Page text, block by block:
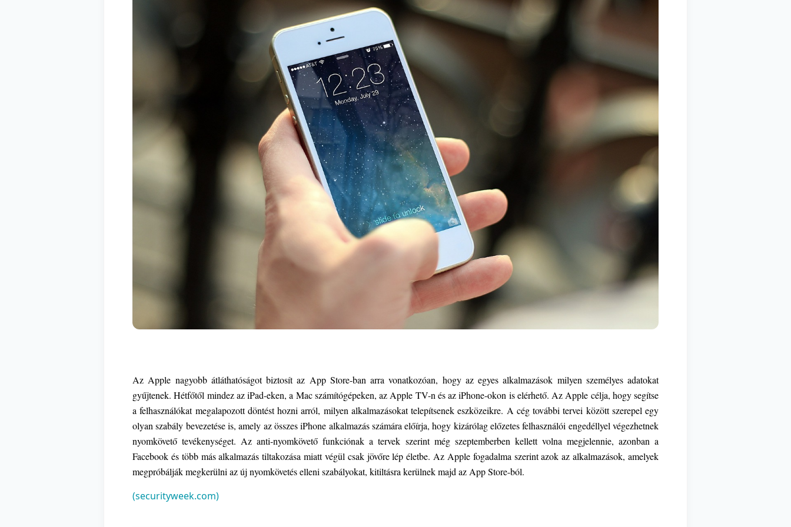
Az Apple nagyobb átláthatóságot biztosít az App Store-ban arra vonatkozóan, hogy az egyes alkalmazások milyen személyes adatokat
gyűjtenek. Hétfőtől mindez az iPad-eken, a Mac számítógépeken, az Apple TV-n és az iPhone-okon is elérhető. Az Apple célja, hogy segítse
a felhasználókat megalapozott döntést hozni arról, milyen alkalmazásokat telepítsenek eszközeikre. A cég további tervei között szerepel egy
olyan szabály bevezetése is, amely az összes iPhone alkalmazás számára előírja, hogy kizárólag előzetes felhasználói engedéllyel végezhetnek
nyomkövető tevékenységet. Az anti-nyomkövető funkciónak a tervek szerint még szeptemberben kellett volna megjelennie, azonban a
Facebook és több más alkalmazás tiltakozása miatt végül csak jövőre lép életbe. Az Apple fogadalma szerint azok az alkalmazások, amelyek
megpróbálják megkerülni az új nyomkövetés elleni szabályokat, kitiltásra kerülnek majd az App Store-ból.
(securityweek.com)